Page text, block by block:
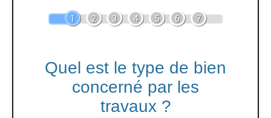
1 2 3 4 5 6 7
Quel est le type de bien
concerné par les
travaux ?